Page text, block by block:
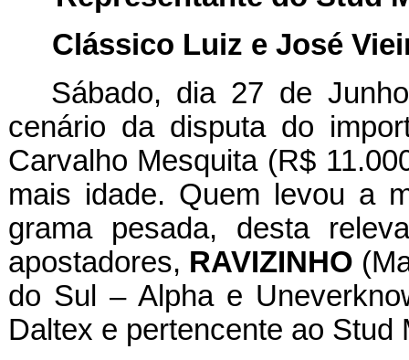
Clássico Luiz e José
Sábado, dia 27 de
cenário da disputa do
Carvalho Mesquita (R$
mais idade. Quem levou a
grama pesada, desta
apostadores, RAVIZINHO
do Sul – Alpha e
Daltex e pertencente ao Stud